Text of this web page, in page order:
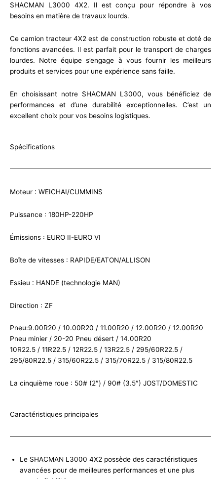
SHACMAN L3000 4X2. Il est conçu pour répondre à vos
besoins en matière de travaux lourds.
Ce camion tracteur 4X2 est de construction robuste et doté de
fonctions avancées. Il est parfait pour le transport de charges
lourdes. Notre équipe s’engage à vous fournir les meilleurs
produits et services pour une expérience sans faille.
En choisissant notre SHACMAN L3000, vous bénéficiez de
performances et d’une durabilité exceptionnelles. C’est un
excellent choix pour vos besoins logistiques.
Spécifications
Moteur : WEICHAI/CUMMINS
Puissance : 180HP-220HP
Émissions : EURO II-EURO VI
Boîte de vitesses : RAPIDE/EATON/ALLISON
Essieu : HANDE (technologie MAN)
Direction : ZF
Pneu:9.00R20 / 10.00R20 / 11.00R20 / 12.00R20 / 12.00R20
Pneu minier / 20-20 Pneu désert / 14.00R20
10R22.5 / 11R22.5 / 12R22.5 / 13R22.5 / 295/60R22.5 /
295/80R22.5 / 315/60R22.5 / 315/70R22.5 / 315/80R22.5
La cinquième roue : 50# (2″) / 90# (3.5″) JOST/DOMESTIC
Caractéristiques principales
Le SHACMAN L3000 4X2 possède des caractéristiques
avancées pour de meilleures performances et une plus